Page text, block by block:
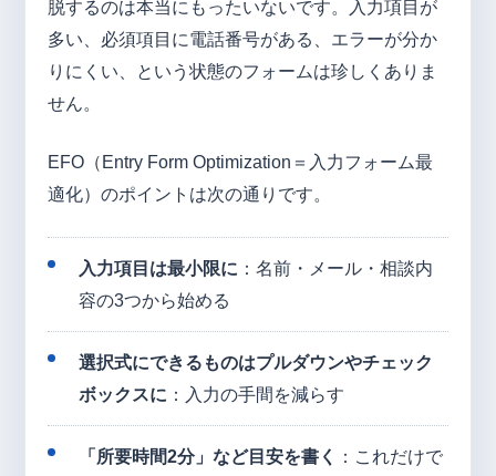
脱するのは本当にもったいないです。入力項目が
多い、必須項目に電話番号がある、エラーが分か
りにくい、という状態のフォームは珍しくありま
せん。
EFO（Entry Form Optimization＝入力フォーム最
適化）のポイントは次の通りです。
入力項目は最小限に ：名前・メール・相談内
容の3つから始める
選択式にできるものはプルダウンやチェック
ボックスに ：入力の手間を減らす
「所要時間2分」など目安を書く
：これだけで